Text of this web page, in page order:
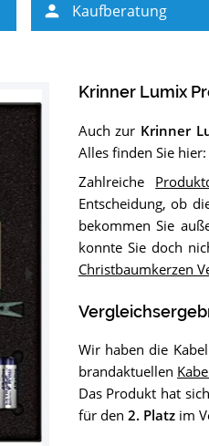
Kaufberatung
Krinner Lumix
Auch zur Krinner
Alles finden Sie hier:
Zahlreiche
Entscheidung, ob
bekommen Sie
konnte Sie doch
Christbaumkerzen
Wir haben die
brandaktuellen
Das Produkt hat
für den 2. Platzim